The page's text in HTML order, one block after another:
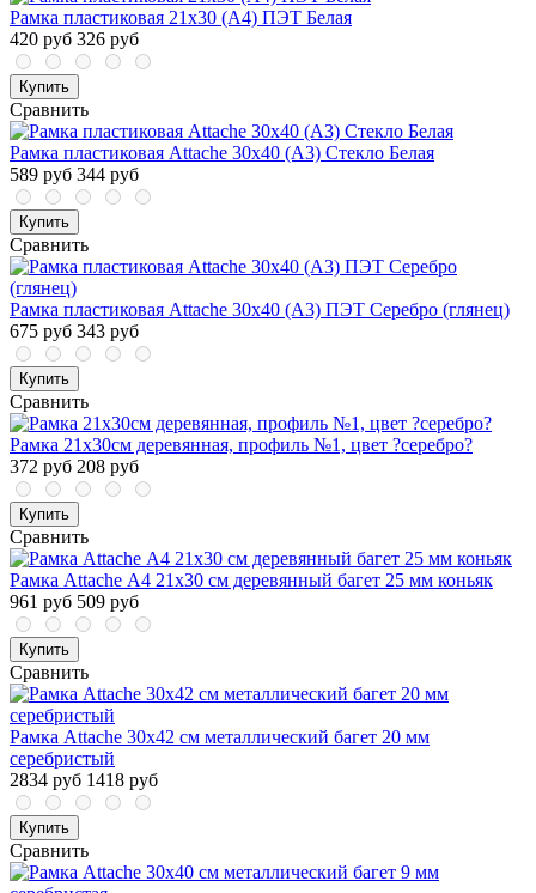
Рамка пластиковая 21x30 (A4) ПЭТ Белая
420 руб 326 руб
Купить
Сравнить
Рамка пластиковая Attache 30х40 (А3) Стекло Белая
589 руб 344 руб
Купить
Сравнить
Рамка пластиковая Attache 30х40 (А3) ПЭТ Серебро (глянец)
675 руб 343 руб
Купить
Сравнить
Рамка 21х30см деревянная, профиль №1, цвет ?серебро?
372 руб 208 руб
Купить
Сравнить
Рамка Attache А4 21x30 см деревянный багет 25 мм коньяк
961 руб 509 руб
Купить
Сравнить
Рамка Attache 30x42 см металлический багет 20 мм
серебристый
2834 руб 1418 руб
Купить
Сравнить